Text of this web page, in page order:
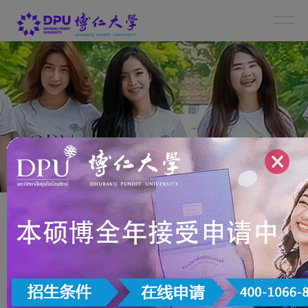
新闻详情
NEWS CENTER
林晨：进入网易后，我重新认识了自己
发布时间：2026年6月4日 作者：泰国博仁大学